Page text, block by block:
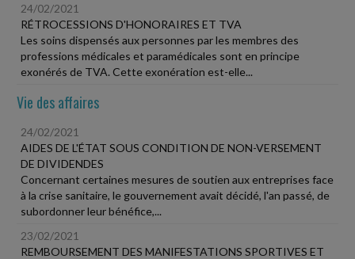
24/02/2021
RÉTROCESSIONS D'HONORAIRES ET TVA
Les soins dispensés aux personnes par les membres des
professions médicales et paramédicales sont en principe
exonérés de TVA. Cette exonération est-elle...
Vie des affaires
24/02/2021
AIDES DE L'ÉTAT SOUS CONDITION DE NON-VERSEMENT
DE DIVIDENDES
Concernant certaines mesures de soutien aux entreprises face
à la crise sanitaire, le gouvernement avait décidé, l'an passé, de
subordonner leur bénéfice,...
23/02/2021
REMBOURSEMENT DES MANIFESTATIONS SPORTIVES ET